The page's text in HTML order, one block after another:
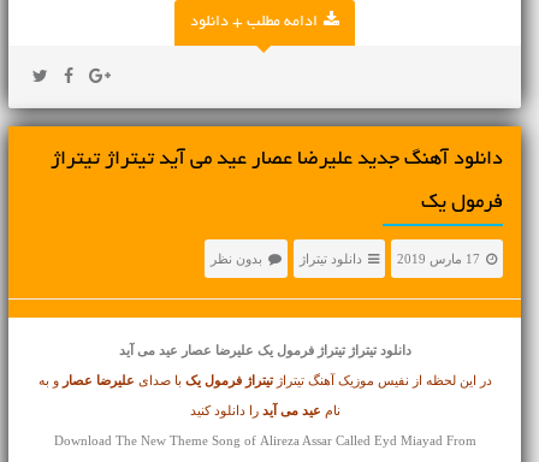
ادامه مطلب + دانلود
دانلود آهنگ جدید علیرضا عصار عید می آید تیتراژ تیتراژ
فرمول یک
17 مارس 2019 دانلود تیتراژ بدون نظر
دانلود تیتراژ تیتراژ فرمول یک علیرضا عصار عید می آید
در این لحظه از نفیس موزیک آهنگ تیتراژتیتراژ فرمول یک با صدای علیرضا عصار و به
نام عید می آید را دانلود کنید
Download The New Theme Song of Alireza Assar Called Eyd Miayad From